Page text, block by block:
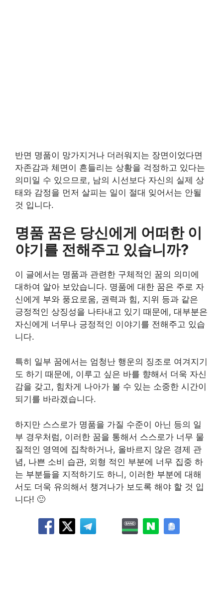
반면 명품이 망가지거나 더러워지는 장면이었다면
자존감과 체면이 흔들리는 상황을 걱정하고 있다는
의미일 수 있으므로, 남의 시선보다 자신의 실제 상
태와 감정을 먼저 살피는 일이 절대 잊어서는 안될
것 입니다.
명품 꿈은 당신에게 어떠한 이
야기를 전해주고 있습니까?
이 글에서는 명품과 관련한 구체적인 꿈의 의미에
대하여 알아 보았습니다. 명품에 대한 꿈은 주로 자
신에게 부와 풍요로움, 권력과 힘, 지위 등과 같은
긍정적인 상징성을 나타내고 있기 때문에, 대부분은
자신에게 너무나 긍정적인 이야기를 전해주고 있습
니다.
특히 일부 꿈에서는 엄청난 행운의 징조로 여겨지기
도 하기 때문에, 이루고 싶은 바를 향해서 더욱 자신
감을 갖고, 힘차게 나아가 볼 수 있는 소중한 시간이
되기를 바라겠습니다.
하지만 스스로가 명품을 가질 수준이 아닌 등의 일
부 경우처럼, 이러한 꿈을 통해서 스스로가 너무 물
질적인 영역에 집착하거나, 올바르지 않은 경제 관
념, 나쁜 소비 습관, 외형 적인 부분에 너무 집중 하
는 부분들을 지적하기도 하니, 이러한 부분에 대해
서도 더욱 유의해서 챙겨나가 보도록 해야 할 것 입
니다! 🙂